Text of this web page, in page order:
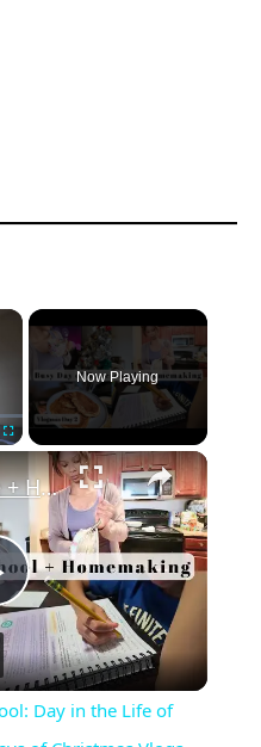
Fullscreen
Now Playing
Clean With Me + Homeschool: Day in the Life of Stay at Home Mom | 12 Days of Christmas Vlogs Day 2
Day in the Life of